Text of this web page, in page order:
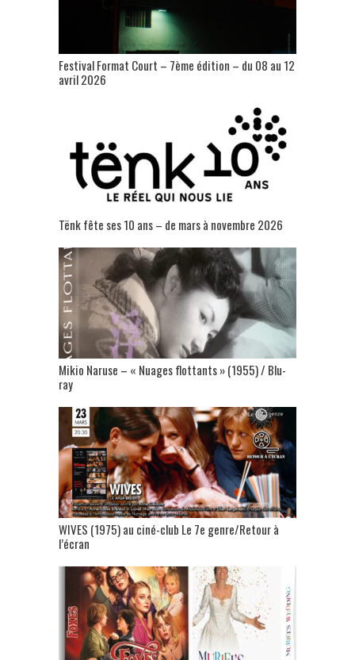
Festival Format Court – 7ème édition – du 08 au 12
avril 2026
Tënk fête ses 10 ans – de mars à novembre 2026
Mikio Naruse – « Nuages flottants » (1955) / Blu-
ray
WIVES (1975) au ciné-club Le 7e genre/Retour à
l’écran